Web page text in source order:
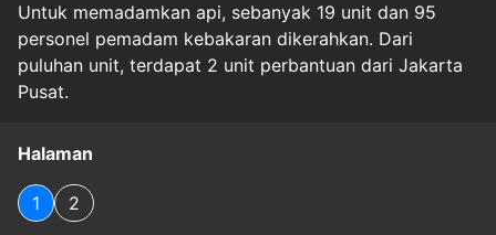
Untuk memadamkan api, sebanyak 19 unit dan 95
personel pemadam kebakaran dikerahkan. Dari
puluhan unit, terdapat 2 unit perbantuan dari Jakarta
Pusat.
Halaman
1 2